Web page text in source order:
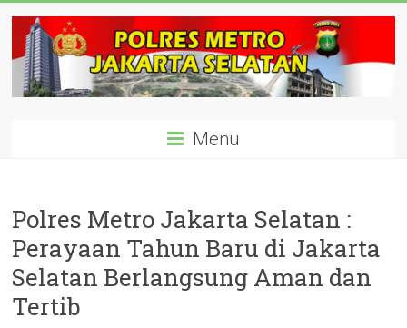
content
polisijaksel Menu
Polres Metro Jakarta Selatan :
Perayaan Tahun Baru di Jakarta
Selatan Berlangsung Aman dan
Tertib